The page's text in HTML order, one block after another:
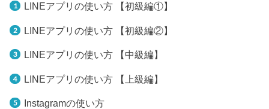
LINEアプリの使い方 【初級編①】
LINEアプリの使い方 【初級編②】
LINEアプリの使い方 【中級編】
LINEアプリの使い方 【上級編】
Instagramの使い方